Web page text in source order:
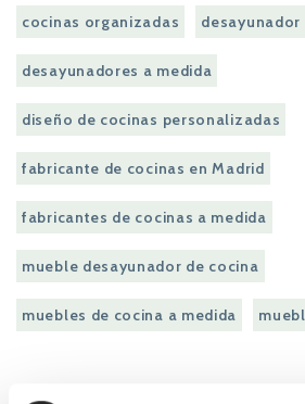
cocinas organizadas desayunador
desayunadores a medida
diseño de cocinas personalizadas
fabricante de cocinas en Madrid
fabricantes de cocinas a medida
mueble desayunador de cocina
muebles de cocina a medida